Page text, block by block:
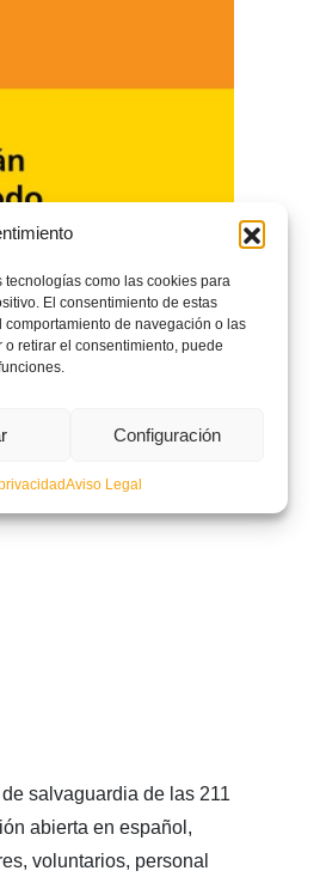
como las cookies para
El consentimiento de estas
de navegación o las
retirar el consentimiento, puede
Configuración
Aviso Legal
de las 211
de Fútbol– un recurso
salvaguardia.
salvaguardia de las 211
abierta en español,
voluntarios, personal